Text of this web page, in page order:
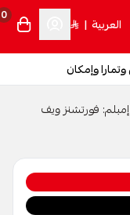
العربية |
0
وإمكان
إمبلم: فورتشنز ويف